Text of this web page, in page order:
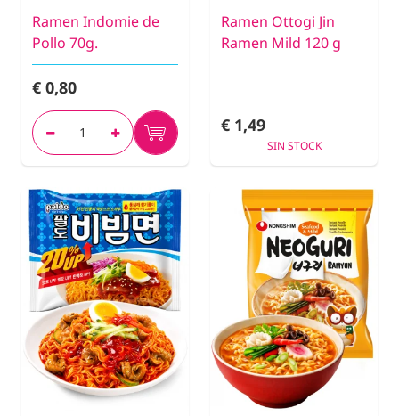
Ramen Indomie de
Pollo 70g.
€ 0,80
Ramen Ottogi Jin
Ramen Mild 120 g
€ 1,49
SIN STOCK